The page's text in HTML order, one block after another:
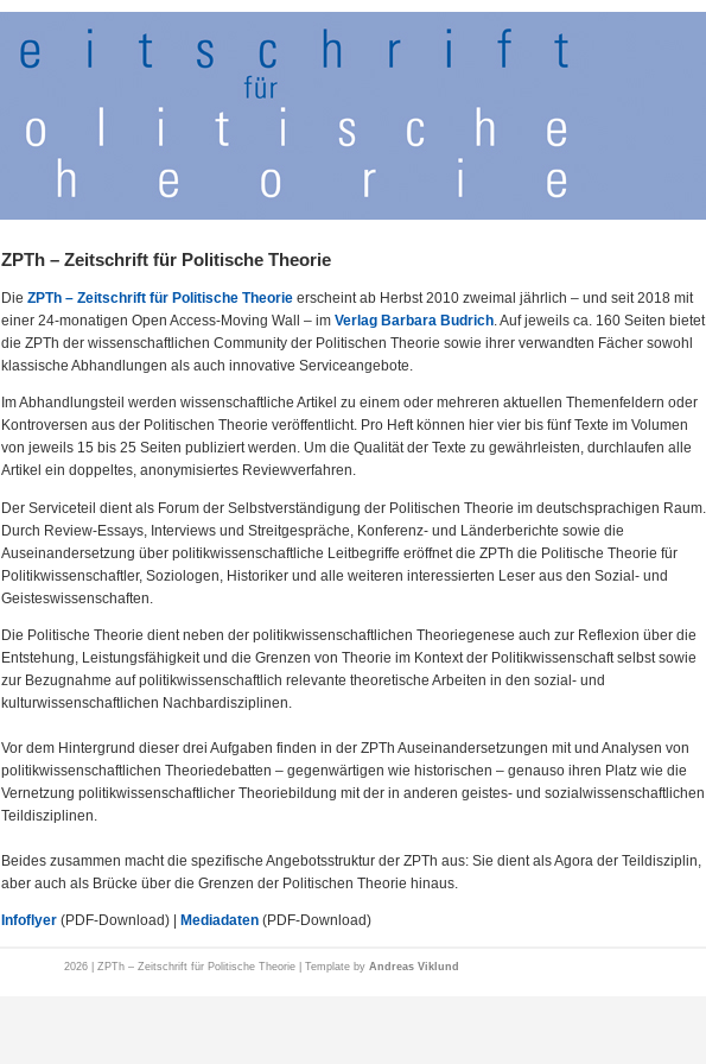
ZPTh – Zeitschrift für Politische Theorie
Die ZPTh – Zeitschrift für Politische Theorie erscheint ab Herbst 2010 zweimal jährlich – und seit 2018 mit
einer 24-monatigen Open Access-Moving Wall – im Verlag Barbara Budrich. Auf jeweils ca. 160 Seiten bietet
die ZPTh der wissenschaftlichen Community der Politischen Theorie sowie ihrer verwandten Fächer sowohl
klassische Abhandlungen als auch innovative Serviceangebote.
Im Abhandlungsteil werden wissenschaftliche Artikel zu einem oder mehreren aktuellen Themenfeldern oder
Kontroversen aus der Politischen Theorie veröffentlicht. Pro Heft können hier vier bis fünf Texte im Volumen
von jeweils 15 bis 25 Seiten publiziert werden. Um die Qualität der Texte zu gewährleisten, durchlaufen alle
Artikel ein doppeltes, anonymisiertes Reviewverfahren.
Der Serviceteil dient als Forum der Selbstverständigung der Politischen Theorie im deutschsprachigen Raum.
Durch Review-Essays, Interviews und Streitgespräche, Konferenz- und Länderberichte sowie die
Auseinandersetzung über politikwissenschaftliche Leitbegriffe eröffnet die ZPTh die Politische Theorie für
Politikwissenschaftler, Soziologen, Historiker und alle weiteren interessierten Leser aus den Sozial- und
Geisteswissenschaften.
Die Politische Theorie dient neben der politikwissenschaftlichen Theoriegenese auch zur Reflexion über die
Entstehung, Leistungsfähigkeit und die Grenzen von Theorie im Kontext der Politikwissenschaft selbst sowie
zur Bezugnahme auf politikwissenschaftlich relevante theoretische Arbeiten in den sozial- und
kulturwissenschaftlichen Nachbardisziplinen.
Vor dem Hintergrund dieser drei Aufgaben finden in der ZPTh Auseinandersetzungen mit und Analysen von
politikwissenschaftlichen Theoriedebatten – gegenwärtigen wie historischen – genauso ihren Platz wie die
Vernetzung politikwissenschaftlicher Theoriebildung mit der in anderen geistes- und sozialwissenschaftlichen
Teildisziplinen.
Beides zusammen macht die spezifische Angebotsstruktur der ZPTh aus: Sie dient als Agora der Teildisziplin,
aber auch als Brücke über die Grenzen der Politischen Theorie hinaus.
Infoflyer (PDF-Download) | Mediadaten (PDF-Download)
2026 | ZPTh – Zeitschrift für Politische Theorie | Template by Andreas Viklund